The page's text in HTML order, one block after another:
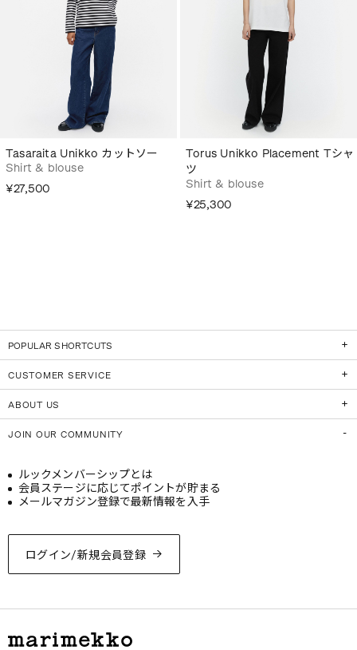
Tasaraita Unikko カットソー
Shirt & blouse
¥27,500
Torus Unikko Placement Tシャ
ツ
Shirt & blouse
¥25,300
POPULAR SHORTCUTS
CUSTOMER SERVICE
ABOUT US
JOIN OUR COMMUNITY
ログイン/新規会員登録
ルックメンバーシップとは
会員ステージに応じてポイントが貯まる
メールマガジン登録で最新情報を入手